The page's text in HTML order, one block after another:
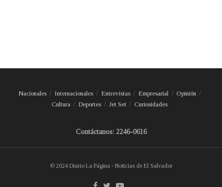
Nacionales Internacionales Entrevistas Empresarial
Opinión
Cultura
Deportes Jet Set Curiosidades
Contáctanos: 2246-0616
© 2024 Diario La Página - Noticias de El Salvador